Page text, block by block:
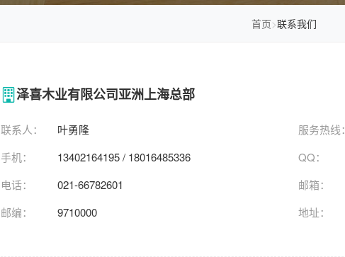
首页>联系我们
泽喜木业有限公司亚洲上海总部
联系人： 叶勇隆 服务热线：
手机：
13402164195 / 18016485336 QQ：
电话：
021-66782601 邮箱：
邮编：
9710000 地址：